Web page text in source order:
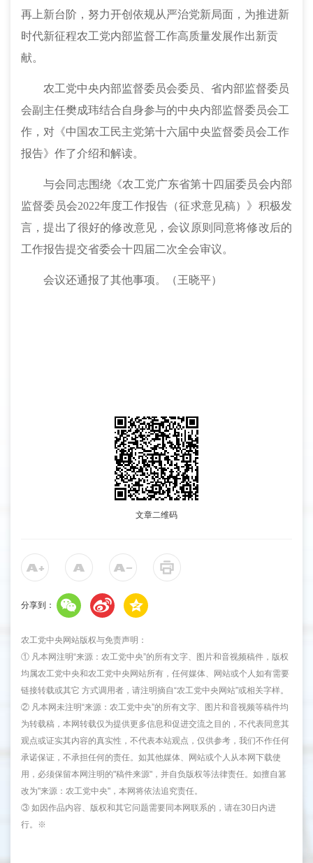
再上新台阶，努力开创依规从严治党新局面，为推进新
时代新征程农工党内部监督工作高质量发展作出新贡
献。
农工党中央内部监督委员会委员、省内部监督委员
会副主任樊成玮结合自身参与的中央内部监督委员会工
作，对《中国农工民主党第十六届中央监督委员会工作
报告》作了介绍和解读。
与会同志围绕《农工党广东省第十四届委员会内部
监督委员会2022年度工作报告（征求意见稿）》积极发
言，提出了很好的修改意见，会议原则同意将修改后的
工作报告提交省委会十四届二次全会审议。
会议还通报了其他事项。（王晓平）
文章二维码
分享到：
农工党中央网站版权与免责声明：
① 凡本网注明“来源：农工党中央”的所有文字、图片和音视频稿件，版权
均属农工党中央和农工党中央网站所有，任何媒体、网站或个人如有需要
链接转载或其它 方式调用者，请注明摘自“农工党中央网站”或相关字样。
② 凡本网未注明“来源：农工党中央”的所有文字、图片和音视频等稿件均
为转载稿，本网转载仅为提供更多信息和促进交流之目的，不代表同意其
观点或证实其内容的真实性，不代表本站观点，仅供参考，我们不作任何
承诺保证，不承担任何的责任。如其他媒体、网站或个人从本网下载使
用，必须保留本网注明的"稿件来源"，并自负版权等法律责任。如擅自篡
改为"来源：农工党中央"，本网将依法追究责任。
③ 如因作品内容、版权和其它问题需要同本网联系的，请在30日内进
行。※